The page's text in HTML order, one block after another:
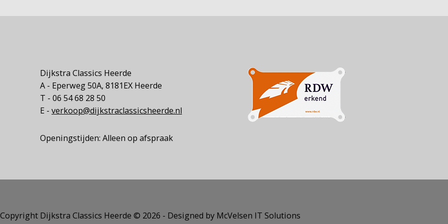
Dijkstra Classics Heerde
A - Eperweg 50A, 8181EX Heerde
T - 06 54 68 28 50
E - verkoop@dijkstraclassicsheerde.nl
Openingstijden: Alleen op afspraak
Copyright Dijkstra Classics Heerde ©️ 2026 - Designed by McVelsen IT Solutions